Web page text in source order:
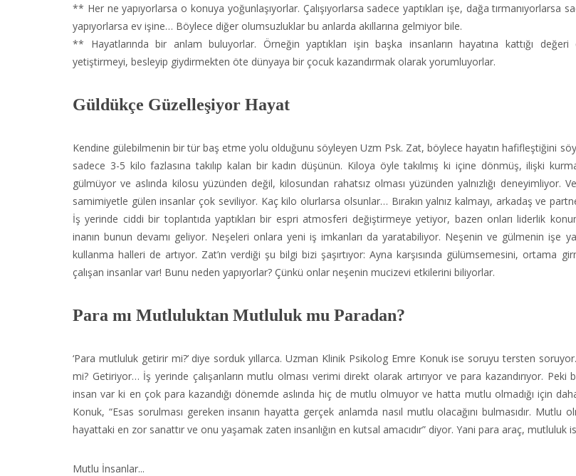
** Her ne yapıyorlarsa o konuya yoğunlaşıyorlar. Çalışıyorlarsa sadece yaptıkları işe, dağa tırmanıyorlarsa
yapıyorlarsa ev işine… Böylece diğer olumsuzluklar bu anlarda akıllarına gelmiyor bile.
** Hayatlarında bir anlam buluyorlar. Örneğin yaptıkları işin başka insanların hayatına kattığı değeri
yetiştirmeyi, besleyip giydirmekten öte dünyaya bir çocuk kazandırmak olarak yorumluyorlar.
Güldükçe Güzelleşiyor Hayat
Kendine gülebilmenin bir tür baş etme yolu olduğunu söyleyen Uzm Psk. Zat, böylece hayatın hafifleştiğini
sadece 3-5 kilo fazlasına takılıp kalan bir kadın düşünün. Kiloya öyle takılmış ki içine dönmüş, ilişki
gülmüyor ve aslında kilosu yüzünden değil, kilosundan rahatsız olması yüzünden yalnızlığı deneyimliyor.
samimiyetle gülen insanlar çok seviliyor. Kaç kilo olurlarsa olsunlar… Bırakın yalnız kalmayı, arkadaş ve
İş yerinde ciddi bir toplantıda yaptıkları bir espri atmosferi değiştirmeye yetiyor, bazen onları liderlik
inanın bunun devamı geliyor. Neşeleri onlara yeni iş imkanları da yaratabiliyor. Neşenin ve gülmenin işe
kullanma halleri de artıyor. Zat’ın verdiği şu bilgi bizi şaşırtıyor: Ayna karşısında gülümsemesini, ortama
çalışan insanlar var! Bunu neden yapıyorlar? Çünkü onlar neşenin mucizevi etkilerini biliyorlar.
Para mı Mutluluktan Mutluluk mu Paradan?
‘Para mutluluk getirir mi?’ diye sorduk yıllarca. Uzman Klinik Psikolog Emre Konuk ise soruyu tersten
mi? Getiriyor… İş yerinde çalışanların mutlu olması verimi direkt olarak artırıyor ve para kazandırıyor. Peki
insan var ki en çok para kazandığı dönemde aslında hiç de mutlu olmuyor ve hatta mutlu olmadığı için
Konuk, “Esas sorulması gereken insanın hayatta gerçek anlamda nasıl mutlu olacağını bulmasıdır. Mutlu
hayattaki en zor sanattır ve onu yaşamak zaten insanlığın en kutsal amacıdır” diyor. Yani para araç, mutluluk
Mutlu İnsanlar...